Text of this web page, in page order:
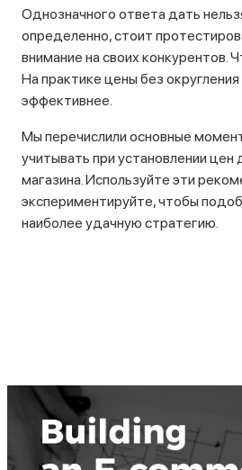
Однозначного ответа дать
определенно, стоит
внимание на своих конкурентов.
На практике цены без
эффективнее.
Мы перечислили основные
учитывать при установлении цен
магазина. Используйте эти
экспериментируйте, чтобы
наиболее удачную стратегию.